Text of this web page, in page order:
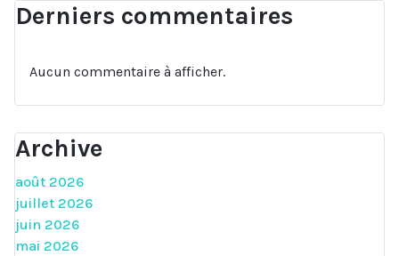
Derniers commentaires
Aucun commentaire à afficher.
Archive
août 2026
juillet 2026
juin 2026
mai 2026